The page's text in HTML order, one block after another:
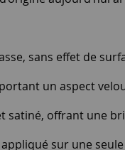
sans effet de
un aspect
satiné, offrant une
sur une